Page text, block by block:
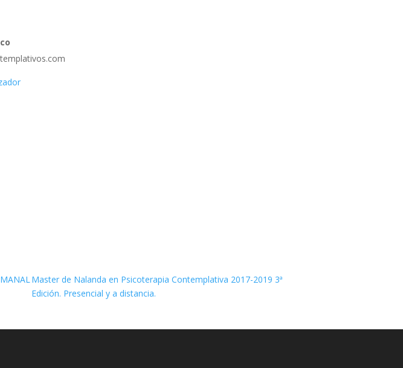
Master de Nalanda en Psicoterapia Contemplativa 2017-2019 3ª
Edición. Presencial y a distancia.